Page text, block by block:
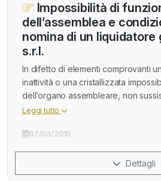
Impossibilità di
dell’assemblea e
nomina di un liquidatore
s.r.l.
In difetto di elementi comprovanti
inattività o una cristallizzata
dell’organo assembleare, non
Leggi tutto
07/03/2015
Dettagli